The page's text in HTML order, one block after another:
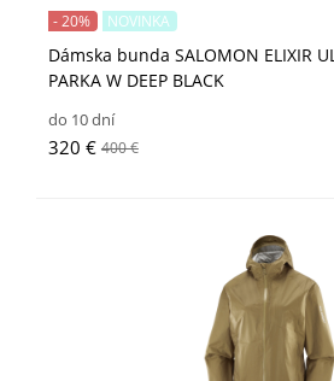
Dámska bunda SALOMON ELIXIR
PARKA W DEEP BLACK
- 20% NOVINKA
do 10 dní
320 € 400 €